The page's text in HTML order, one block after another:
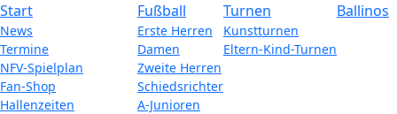
Start
News
Termine
NFV-Spielplan
Fan-Shop
Hallenzeiten
Fußball
Erste Herren
Damen
Zweite Herren
Schiedsrichter
A-Junioren
Turnen
Kunstturnen
Eltern-Kind-Turnen
Ballinos